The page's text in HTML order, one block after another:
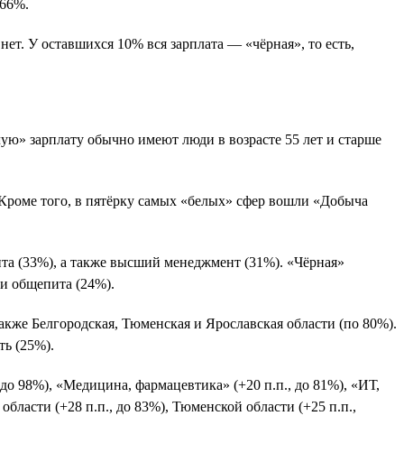
У оставшихся 10% вся зарплата — «чёрная», то есть,
зарплату обычно имеют люди в возрасте 55 лет и старше
того, в пятёрку самых «белых» сфер вошли «Добыча
(33%), а также высший менеджмент (31%). «Чёрная»
общепита (24%).
Белгородская, Тюменская и Ярославская области (по 80%).
(25%).
98%), «Медицина, фармацевтика» (+20 п.п., до 81%), «ИТ,
(+28 п.п., до 83%), Тюменской области (+25 п.п.,